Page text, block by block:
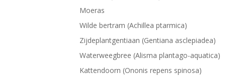
Moeras
Wilde bertram (Achillea ptarmica)
Zijdeplantgentiaan (Gentiana asclepiadea)
Waterweegbree (Alisma plantago-aquatica)
Kattendoorn (Ononis repens spinosa)